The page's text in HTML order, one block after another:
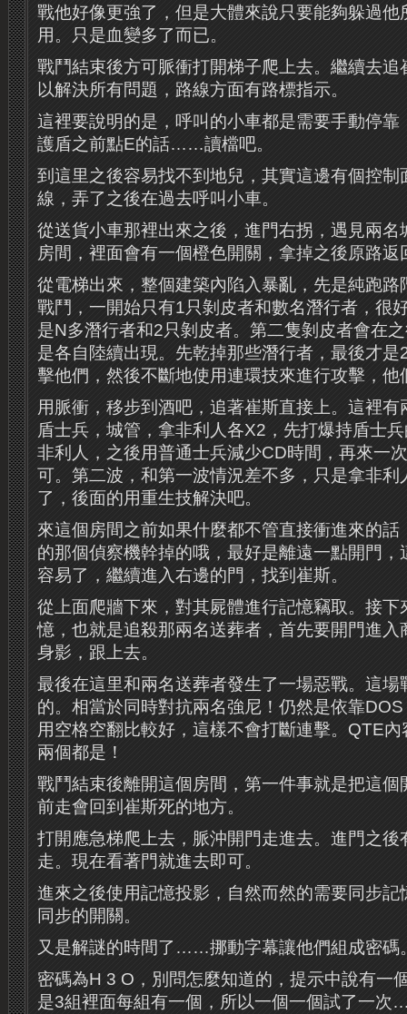
戰他好像更強了，但是大體來說只要能夠躲過他
用。只是血變多了而已。
戰鬥結束後方可脈衝打開梯子爬上去。繼續去追
以解決所有問題，路線方面有路標指示。
這裡要說明的是，呼叫的小車都是需要手動停靠
護盾之前點E的話……讀檔吧。
到這里之後容易找不到地兒，其實這邊有個控制
線，弄了之後在過去呼叫小車。
從送貨小車那裡出來之後，進門右拐，遇見兩名
房間，裡面會有一個橙色開關，拿掉之後原路
從電梯出來，整個建築內陷入暴亂，先是純跑路
戰鬥，一開始只有1只剝皮者和數名潛行者，很
是N多潛行者和2只剝皮者。第二隻剝皮者會在
是各自陸續出現。先乾掉那些潛行者，最後才
擊他們，然後不斷地使用連環技來進行攻擊，他
用脈衝，移步到酒吧，追著崔斯直接上。這裡
盾士兵，城管，拿非利人各X2，先打爆持盾士
非利人，之後用普通士兵減少CD時間，再來一
可。第二波，和第一波情況差不多，只是拿非利
了，後面的用重生技解決吧。
來這個房間之前如果什麼都不管直接衝進來的
的那個偵察機幹掉的哦，最好是離遠一點開門
容易了，繼續進入右邊的門，找到崔斯。
從上面爬牆下來，對其屍體進行記憶竊取。接下
憶，也就是追殺那兩名送葬者，首先要開門進入
身影，跟上去。
最後在這里和兩名送葬者發生了一場惡戰。這場
的。相當於同時對抗兩名強尼！仍然是依靠
用空格空翻比較好，這樣不會打斷連擊。QTE
兩個都是！
戰鬥結束後離開這個房間，第一件事就是把這個
前走會回到崔斯死的地方。
打開應急梯爬上去，脈沖開門走進去。進門之
走。現在看著門就進去即可。
進來之後使用記憶投影，自然而然的需要同步記
同步的開關。
又是解謎的時間了……挪動字幕讓他們組成密碼
密碼為H 3 O，別問怎麼知道的，提示中說有一
是3組裡面每組有一個，所以一個一個試了一